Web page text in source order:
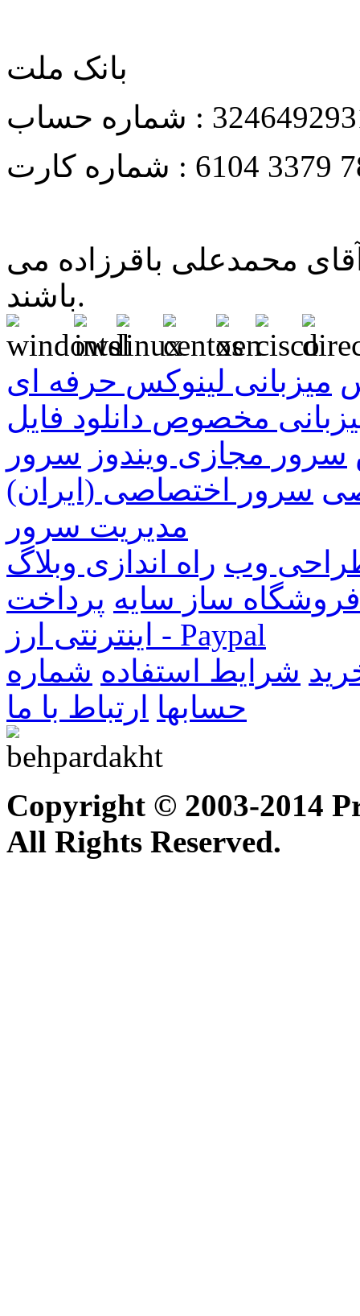
بانک ملت
شماره حساب :
شماره کارت : 6104 3379
محمدعلی باقرزاده می
باشند.
میزبانی لینوکس حرفه ای
مخصوص دانلود فایل
سرور مجازی ویندوز سرور
سرور اختصاصی (ایران)
مدیریت سرور
وب راه اندازی وبلاگ
فروشگاه ساز سایه پرداخت
اینترنتی ارز - Paypal
شرایط استفاده شماره
حسابها
ارتباط با ما
Copyright © 2003-2014
All Rights Reserved.